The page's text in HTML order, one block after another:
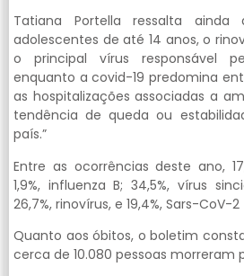
Tatiana Portella ressalta
adolescentes de até 14 anos, o
o principal vírus responsável
enquanto a covid-19 predomina
as hospitalizações associadas a
tendência de queda ou
país.”
Entre as ocorrências deste ano,
1,9%, influenza B; 34,5%, vírus
26,7%, rinovírus, e 19,4%, Sars-CoV-
Quanto aos óbitos, o boletim
cerca de 10.080 pessoas morreram